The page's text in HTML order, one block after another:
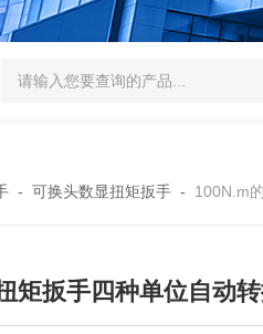
扳手检定仪 机械扳手校准仪
- 可换头数显扭矩扳手- 100N.m的数显扭矩扳
矩扳手四种单位自动